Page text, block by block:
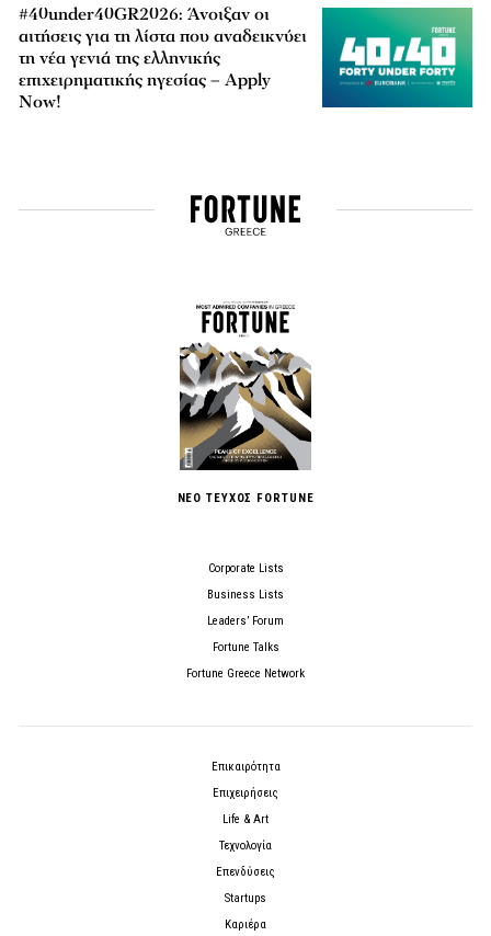
#40under40GR2026: Άνοιξαν οι
αιτήσεις για τη λίστα που αναδεικνύει
τη νέα γενιά της ελληνικής
επιχειρηματικής ηγεσίας – Apply
Now!
ΝΕΟ ΤΕΥΧΟΣ FORTUNE
Corporate Lists
Business Lists
Leaders’ Forum
Fortune Talks
Fortune Greece Network
Επικαιρότητα
Επιχειρήσεις
Life & Art
Τεχνολογία
Επενδύσεις
Startups
Καριέρα